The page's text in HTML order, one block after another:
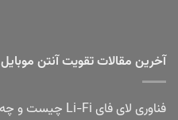
آخرین مقالات تقویت آنتن موبایل
فناوری لای فای Li-Fi چیست و چه تفاوتی با وای فای Wi-Fi دارد؟